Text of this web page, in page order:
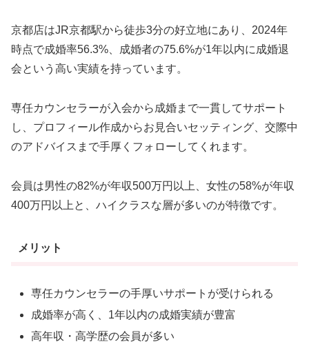
京都店はJR京都駅から徒歩3分の好立地にあり、2024年
時点で成婚率56.3%、成婚者の75.6%が1年以内に成婚退
会という高い実績を持っています。
専任カウンセラーが入会から成婚まで一貫してサポート
し、プロフィール作成からお見合いセッティング、交際中
のアドバイスまで手厚くフォローしてくれます。
会員は男性の82%が年収500万円以上、女性の58%が年収
400万円以上と、ハイクラスな層が多いのが特徴です。
メリット
専任カウンセラーの手厚いサポートが受けられる
成婚率が高く、1年以内の成婚実績が豊富
高年収・高学歴の会員が多い